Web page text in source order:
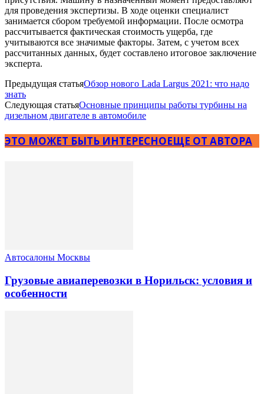
для проведения экспертизы. В ходе оценки специалист
занимается сбором требуемой информации. После осмотра
рассчитывается фактическая стоимость ущерба, где
учитываются все значимые факторы. Затем, с учетом всех
рассчитанных данных, будет составлено итоговое заключение
эксперта.
Предыдущая статьяОбзор нового Lada Largus 2021: что надо
знать
Следующая статьяОсновные принципы работы турбины на
дизельном двигателе в автомобиле
ЭТО МОЖЕТ БЫТЬ ИНТЕРЕСНОЕЩЕ ОТ АВТОРА
Автосалоны Москвы
Грузовые авиаперевозки в Норильск: условия и
особенности